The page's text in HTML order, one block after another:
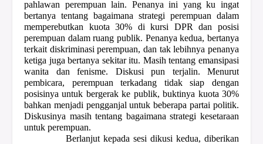
pahlawan perempuan lain. Penanya ini yang ku ingat
bertanya tentang bagaimana strategi perempuan dalam
memperebutkan kuota 30% di kursi DPR dan posisi
perempuan dalam ruang publik. Penanya kedua, bertanya
terkait diskriminasi perempuan, dan tak lebihnya penanya
ketiga juga bertanya sekitar itu. Masih tentang emansipasi
wanita dan fenisme. Diskusi pun terjalin. Menurut
pembicara, perempuan terkadang tidak siap dengan
posisinya untuk bergerak ke publik, buktinya kuota 30%
bahkan menjadi pengganjal untuk beberapa partai politik.
Diskusinya masih tentang bagaimana strategi kesetaraan
untuk perempuan.
Berlanjut kepada sesi dikusi kedua, diberikan